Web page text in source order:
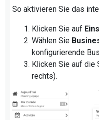
So aktivieren Sie das
Klicken Sie auf
Wählen Sie
konfigurierende
Klicken Sie auf die
rechts).